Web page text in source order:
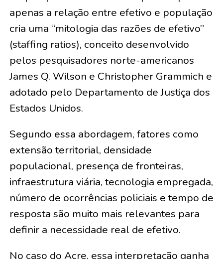
apenas a relação entre efetivo e população
cria uma “mitologia das razões de efetivo”
(staffing ratios), conceito desenvolvido
pelos pesquisadores norte-americanos
James Q. Wilson e Christopher Grammich e
adotado pelo Departamento de Justiça dos
Estados Unidos.
Segundo essa abordagem, fatores como
extensão territorial, densidade
populacional, presença de fronteiras,
infraestrutura viária, tecnologia empregada,
número de ocorrências policiais e tempo de
resposta são muito mais relevantes para
definir a necessidade real de efetivo.
No caso do Acre, essa interpretação ganha